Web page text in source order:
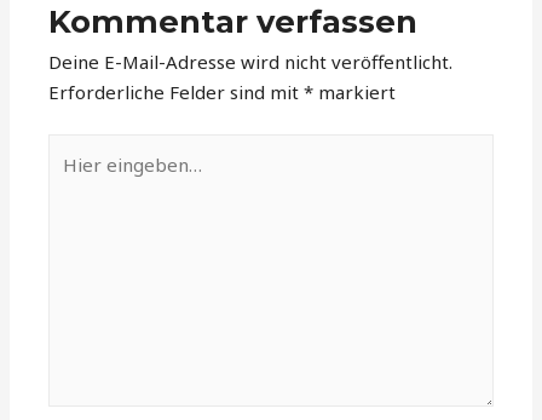
Kommentar verfassen
Deine E-Mail-Adresse wird nicht veröffentlicht.
Erforderliche Felder sind mit* markiert
eingeben…